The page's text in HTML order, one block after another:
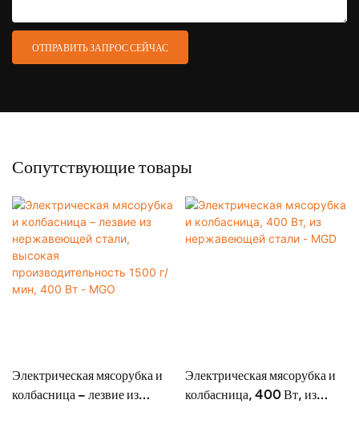
ОТПРАВИТЬ ЗАПРОС СЕЙЧАС
Сопутствующие товары
Электрическая мясорубка и
колбасница – лезвие из
Электрическая мясорубка и
колбасница, 400 Вт, из